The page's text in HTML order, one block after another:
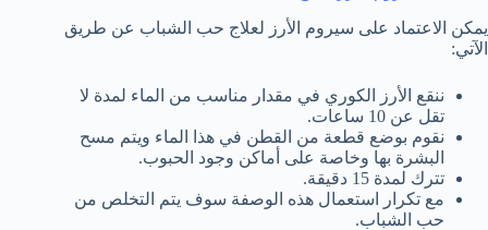
يمكن الاعتماد على سيروم الأرز لعلاج حب الشباب عن طريق
الآتي:
ننقع الأرز الكوري في مقدار مناسب من الماء لمدة لا
تقل عن 10 ساعات.
نقوم بوضع قطعة من القطن في هذا الماء ويتم مسح
البشرة بها وخاصة على أماكن وجود الحبوب.
تترك لمدة 15 دقيقة.
مع تكرار استعمال هذه الوصفة سوف يتم التخلص من
حب الشباب.